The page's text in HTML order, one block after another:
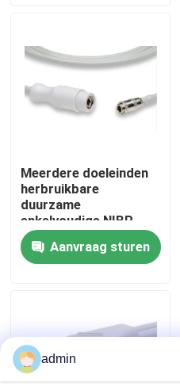
Fabrieksreis
Contacteer ons
Vraag een offerte aan
Beschikbare SPO2-Sensor
Opnieuw te gebruiken
Meerdere doeleinden
herbruikbare
duurzame
enkelvoudige NIBP
luchtpijp voor
kinderen en
volwassenen
Aanvraag sturen
admin